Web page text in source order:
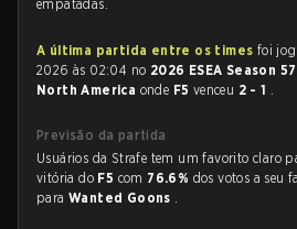
empatadas.
A última partida entre os times foi
2026 às 02:04 no 2026 ESEA Season
North America onde F5 venceu 2 - 1 .
Previsão da partida
Usuários da Strafe tem um favorito claro
vitória do F5 com 76.6% dos votos a seu
para Wanted Goons .